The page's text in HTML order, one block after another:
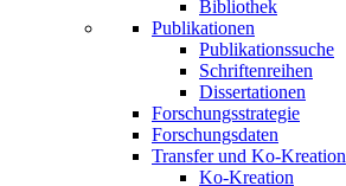
Bibliothek
Publikationen
Publikationssuche
Schriftenreihen
Dissertationen
Forschungsstrategie
Forschungsdaten
Transfer und Ko-Kreation
Ko-Kreation